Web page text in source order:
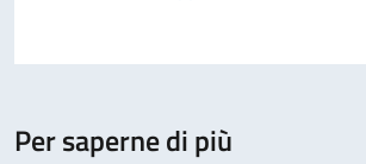
Per saperne di più